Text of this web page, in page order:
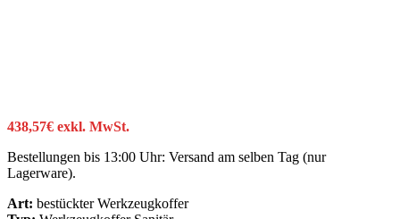
438,57€ exkl. MwSt.
Bestellungen bis 13:00 Uhr: Versand am selben Tag (nur
Lagerware).
Art: bestückter Werkzeugkoffer